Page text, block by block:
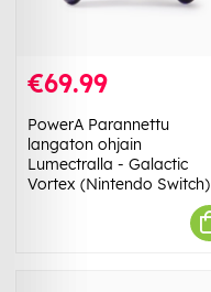
€69.99
PowerA Parannettu
langaton ohjain
Lumectralla - Galactic
Vortex (Nintendo Switch)